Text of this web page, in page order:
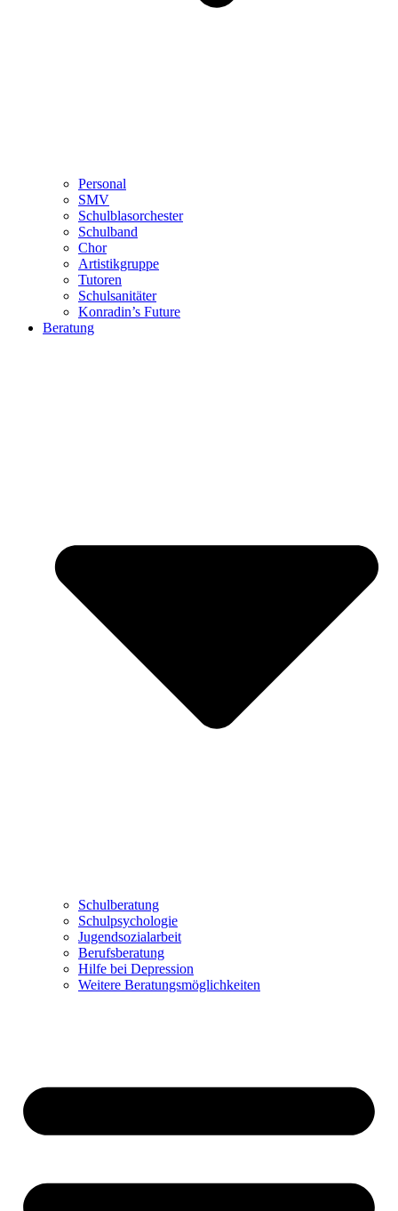
Personal
SMV
Schulblasorchester
Schulband
Chor
Artistikgruppe
Tutoren
Schulsanitäter
Konradin’s Future
Beratung
Schulberatung
Schulpsychologie
Jugendsozialarbeit
Berufsberatung
Hilfe bei Depression
Weitere Beratungsmöglichkeiten